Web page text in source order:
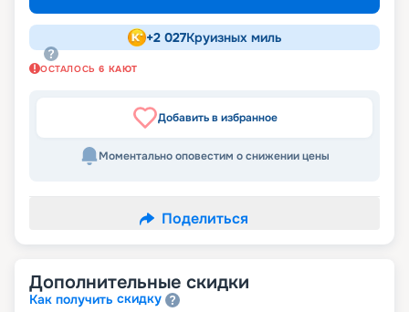
+2 027Круизных миль
ОСТАЛОСЬ 6 КАЮТ
Добавить в избранное
Моментально оповестим о снижении цены
Поделиться
Дополнительные скидки
Как получить скидку